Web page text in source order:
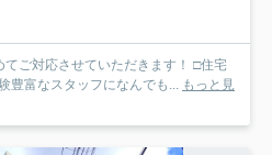
ご対応させていただきます！ □住宅
豊富なスタッフになんでも... もっと見